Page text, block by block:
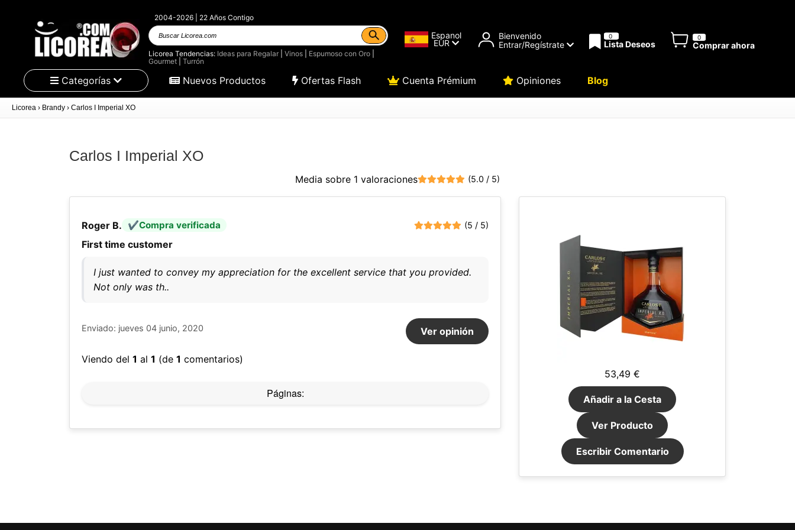
2004-2026 | 22 Años Contigo
Buscar
Licorea.com
Licorea Tendencias: Ideas para Regalar| Vinos| Espumoso con Oro|
Gourmet| Turrón
Espanol
EUR
Bienvenido
Entrar/Regístrate
0
Lista Deseos
0
Comprar ahora
Categorías Nuevos Productos Ofertas Flash Cuenta Prémium Opiniones Blog
Licorea › Brandy › Carlos I Imperial XO
Carlos I Imperial XO
Media sobre 1 valoraciones (5.0 / 5)
Roger B. Compra verificada (5 / 5)
First time customer
I just wanted to convey my appreciation for the excellent service that you provided.
Not only was th..
Enviado: jueves 04 junio, 2020 Ver opinión
Viendo del 1 al 1 (de 1 comentarios)
Páginas:
53,49 €
Añadir a la Cesta
Ver Producto
Escribir Comentario